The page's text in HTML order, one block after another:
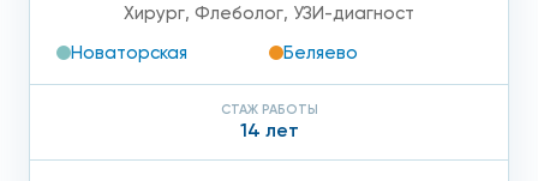
Хирург, Флеболог, УЗИ-диагност
Новаторская
Беляево
СТАЖ РАБОТЫ
14 лет